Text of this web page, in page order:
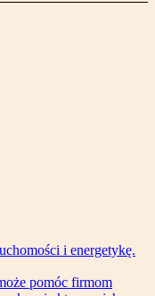
i energetykę.
pomóc firmom